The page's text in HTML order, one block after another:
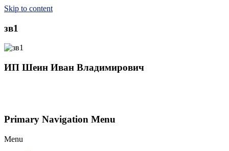
Skip to content
зв1
ИП Шеин Иван Владимирович
Primary Navigation Menu
Menu